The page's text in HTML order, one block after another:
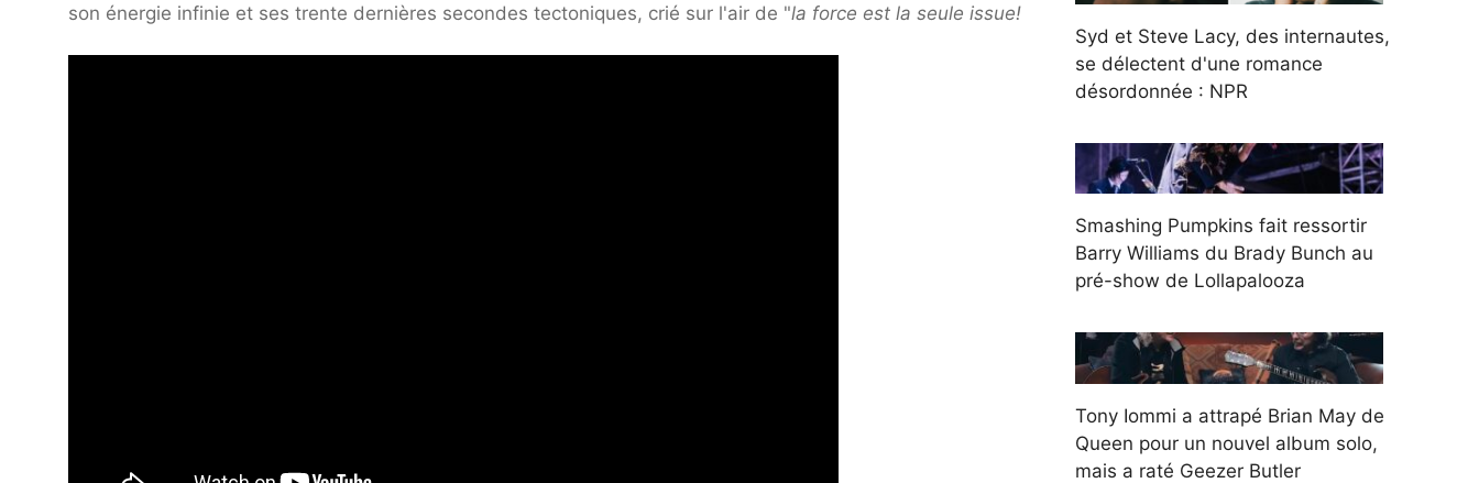
son énergie infinie et ses trente dernières secondes tectoniques, crié sur l'air de "la force est la seule issue!
Syd et Steve Lacy, des internautes,
se délectent d'une romance
désordonnée : NPR
Smashing Pumpkins fait ressortir
Barry Williams du Brady Bunch au
pré-show de Lollapalooza
Tony Iommi a attrapé Brian May de
Queen pour un nouvel album solo,
mais a raté Geezer Butler